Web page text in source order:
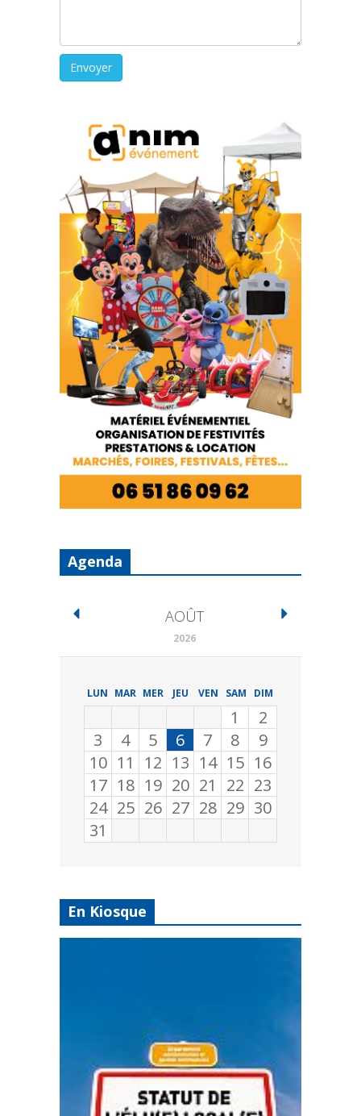
Agenda
AOÛT
2026
LUN MAR MER JEU VEN SAM DIM
1
2
3
4 5 6 7 8
9
10 11 12 13 14 15 16
17 18 19 20 21 22 23
24 25 26 27 28 29 30
31
En Kiosque